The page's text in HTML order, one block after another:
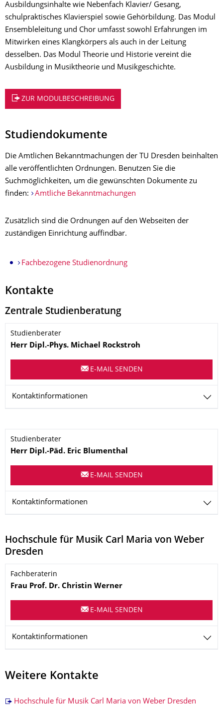
Ausbildungsinhalte wie Nebenfach Klavier/ Gesang,
schulpraktisches Klavierspiel sowie Gehörbildung. Das Modul
Ensembleleitung und Chor umfasst sowohl Erfahrungen im
Mitwirken eines Klangkörpers als auch in der Leitung
desselben. Das Modul Theorie und Historie vereint die
Ausbildung in Musiktheorie und Musikgeschichte.
ZUR MODULBESCHREIBUNG
Studiendokumente
Die Amtlichen Bekanntmachungen der TU Dresden beinhalten
alle veröffentlichten Ordnungen. Benutzen Sie die
Suchmöglichkeiten, um die gewünschten Dokumente zu
finden:
Amtliche Bekanntmachungen
Zusätzlich sind die Ordnungen auf den Webseiten der
zuständigen Einrichtung auffindbar.
Fachbezogene Studienordnung
Kontakte
Zentrale Studienberatung
Name
Studienberater
Herr Dipl.-Phys. Michael Rockstroh
E-MAIL SENDEN
Kontaktinformationen
Name
Studienberater
Herr Dipl.-Päd. Eric Blumenthal
E-MAIL SENDEN
Kontaktinformationen
Hochschule für Musik Carl Maria von Weber
Dresden
Name
Fachberaterin
Frau Prof. Dr. Christin Werner
E-MAIL SENDEN
Kontaktinformationen
Weitere Kontakte
Hochschule für Musik Carl Maria von Weber Dresden